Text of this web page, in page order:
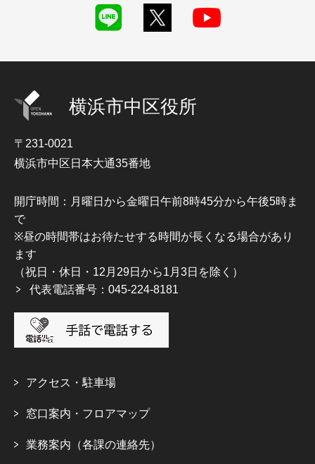
横浜市中区役所
〒231-0021
横浜市中区日本大通35番地
開庁時間：月曜日から金曜日午前8時45分から午後5時ま
で
※昼の時間帯はお待たせする時間が長くなる場合があり
ます
（祝日・休日・12月29日から1月3日を除く）
代表電話番号：045-224-8181
アクセス・駐車場
窓口案内・フロアマップ
業務案内（各課の連絡先）